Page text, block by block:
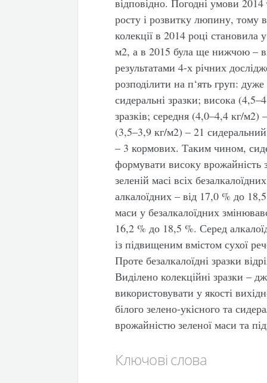
росту і розвитку люпину, тому
колекції в 2014 році
м2, а в 2015 була ще нижчою –
результатами 4-х річних
розподілити на п‘ять груп:
сидеральні зразки; висока
зразків; середня (4,0–4,4 кг/
(3,5–3,9 кг/м2) – 21
– 3 кормових. Таким чином,
формувати високу врожайність
зеленій масі всіх
алкалоїдних – від 17,0 % до
маси у безалкалоїдних
16,2 % до 18,5 %. Серед
із підвищеним вмістом сухої
Проте безалкалоїдні зразки
Виділено колекційні зразки –
використовувати у якості
білого зелено-укісного та
врожайністю зеленої маси та
Ключові слова